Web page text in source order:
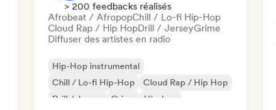
> 200 feedbacks réalisés
Afrobeat / AfropopChill / Lo-fi Hip-Hop
Cloud Rap / Hip HopDrill / JerseyGrime
Diffuser des artistes en radio
Hip-Hop instrumental
Chill / Lo-fi Hip-Hop
Cloud Rap / Hip Hop
Drill / Jersey
Grime
Hip-hop